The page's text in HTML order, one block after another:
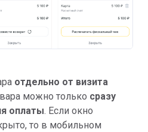
отдельно от визита
можно только сразу
оплаты. Если окно
то в мобильном